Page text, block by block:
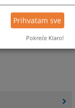
Prihvatam sve
Pokreće Klaro!